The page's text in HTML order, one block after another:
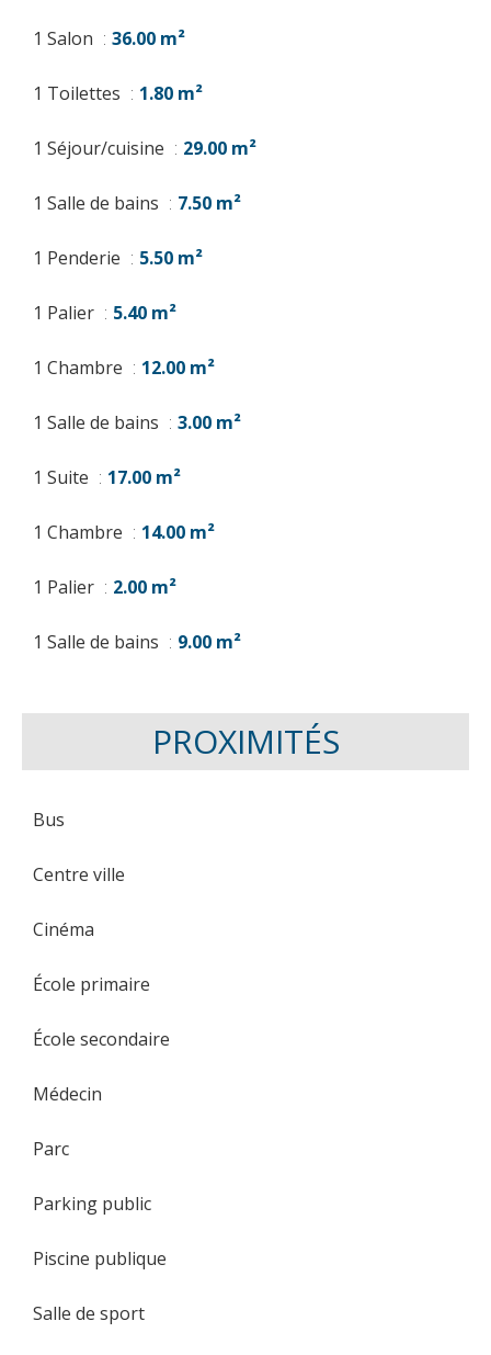
1 Salon 36.00 m²
1 Toilettes 1.80 m²
1 Séjour/cuisine 29.00 m²
1 Salle de bains 7.50 m²
1 Penderie 5.50 m²
1 Palier 5.40 m²
1 Chambre 12.00 m²
1 Salle de bains 3.00 m²
1 Suite 17.00 m²
1 Chambre 14.00 m²
1 Palier 2.00 m²
1 Salle de bains 9.00 m²
PROXIMITÉS
Bus
Centre ville
Cinéma
École primaire
École secondaire
Médecin
Parc
Parking public
Piscine publique
Salle de sport